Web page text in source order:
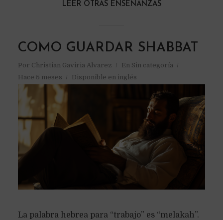
LEER OTRAS ENSEÑANZAS
COMO GUARDAR SHABBAT
Por Christian Gaviria Alvarez En Sin categoría
Hace 5 meses
Disponible en inglés
La palabra hebrea para “trabajo” es “melakah”.